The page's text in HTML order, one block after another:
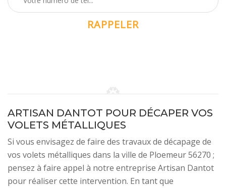
ARTISAN DANTOT POUR DÉCAPER VOS
VOLETS MÉTALLIQUES
Si vous envisagez de faire des travaux de décapage de
vos volets métalliques dans la ville de Ploemeur 56270 ;
pensez à faire appel à notre entreprise Artisan Dantot
pour réaliser cette intervention. En tant que